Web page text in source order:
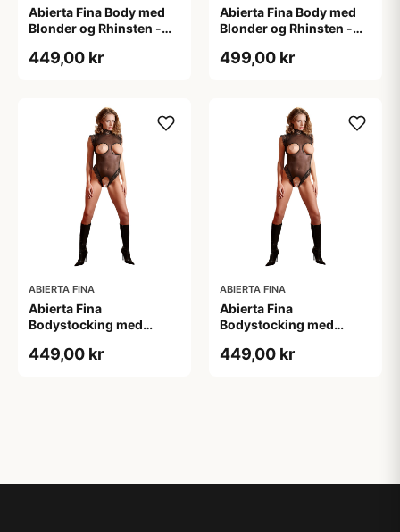
Abierta Fina Body med
Blonder og Rhinsten -
449,00 kr
Abierta Fina Body med
Blonder og Rhinsten -
499,00 kr
ABIERTA FINA
Abierta Fina
Bodystocking med
449,00 kr
ABIERTA FINA
Abierta Fina
Bodystocking med
449,00 kr